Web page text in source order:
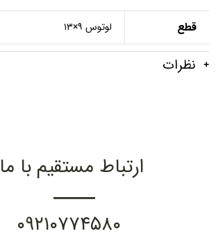
قطع لوتوس ۹×۱۳
نظرات
ارتباط مستقیم با ما
۰۹۲۱۰۷۷۴۵۸۰